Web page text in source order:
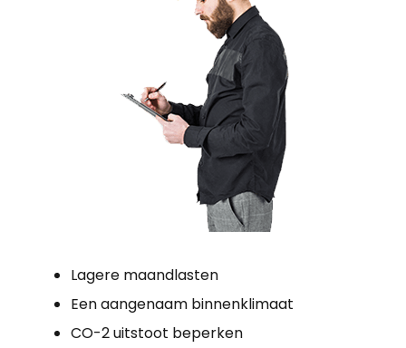
Lagere maandlasten
Een aangenaam binnenklimaat
CO-2 uitstoot beperken